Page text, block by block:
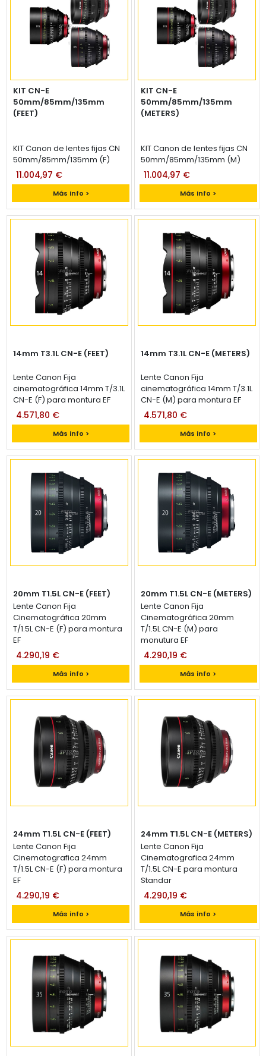
KIT CN-E
50mm/85mm/135mm
(FEET)
KIT Canon de lentes fijas CN
50mm/85mm/135mm (F)
Más info >
11.004,97 €
KIT CN-E
50mm/85mm/135mm
(METERS)
KIT Canon de lentes fijas CN
50mm/85mm/135mm (M)
Más info >
11.004,97 €
14mm T3.1L CN-E (FEET)
Lente Canon Fija
cinematográfica 14mm T/3.1L
CN-E (F) para montura EF
Más info >
4.571,80 €
14mm T3.1L CN-E (METERS)
Lente Canon Fija
cinematográfica 14mm T/3.1L
CN-E (M) para montura EF
Más info >
4.571,80 €
20mm T1.5L CN-E (FEET)
Lente Canon Fija
Cinematográfica 20mm
T/1.5L CN-E (F) para montura
EF
Más info >
4.290,19 €
20mm T1.5L CN-E (METERS)
Lente Canon Fija
Cinematográfica 20mm
T/1.5L CN-E (M) para
monutura EF
Más info >
4.290,19 €
24mm T1.5L CN-E (FEET)
Lente Canon Fija
Cinematografica 24mm
T/1.5L CN-E (F) para montura
EF
Más info >
4.290,19 €
24mm T1.5L CN-E (METERS)
Lente Canon Fija
Cinematografica 24mm
T/1.5L CN-E para montura
Standar
Más info >
4.290,19 €